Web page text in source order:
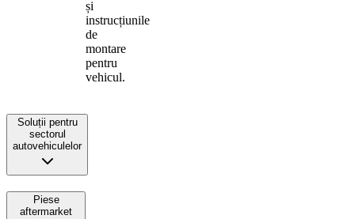
și
instrucțiunile
de
montare
pentru
vehicul.
Soluții pentru
sectorul
autovehiculelor
Piese
aftermarket